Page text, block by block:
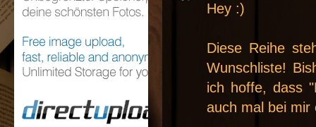
Hey :)
Diese Reihe
Wunschliste!
ich hoffe, dass
auch mal bei mir